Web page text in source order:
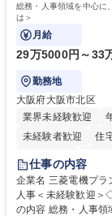
総務・人事領域を中心に
は＞
月給
29万5000円～33
勤務地
大阪府大阪市北区
業界未経験歓迎
未経験者歓迎
住
退職金あり
駅近5分以内
土
仕事の内容
企業名 三菱電機プラントエ
人事＜未経験歓迎＞◇
の内容 総務・人事領